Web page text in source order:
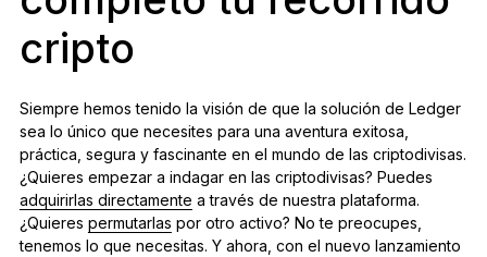
cripto
Siempre hemos tenido la visión de que la solución de Ledger
sea lo único que necesites para una aventura exitosa,
práctica, segura y fascinante en el mundo de las criptodivisas.
¿Quieres empezar a indagar en las criptodivisas? Puedes
adquirirlas directamente a través de nuestra plataforma.
¿Quieres permutarlas por otro activo? No te preocupes,
tenemos lo que necesitas. Y ahora, con el nuevo lanzamiento